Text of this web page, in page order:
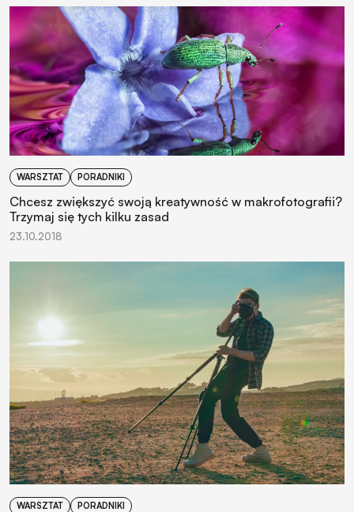
WARSZTAT PORADNIKI
Chcesz zwiększyć swoją kreatywność w makrofotografii?
Trzymaj się tych kilku zasad
23.10.2018
WARSZTAT PORADNIKI